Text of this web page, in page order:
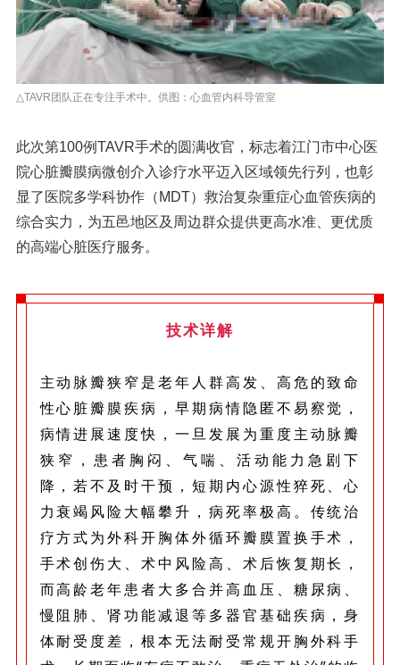
△TAVR团队正在专注手术中。供图：心血管内科导管室
此次第100例TAVR手术的圆满收官，标志着江门市中心医
院心脏瓣膜病微创介入诊疗水平迈入区域领先行列，也彰
显了医院多学科协作（MDT）救治复杂重症心血管疾病的
综合实力，为五邑地区及周边群众提供更高水准、更优质
的高端心脏医疗服务。
技术详解
主动脉瓣狭窄是老年人群高发、高危的致命
性心脏瓣膜疾病，早期病情隐匿不易察觉，
病情进展速度快，一旦发展为重度主动脉瓣
狭窄，患者胸闷、气喘、活动能力急剧下
降，若不及时干预，短期内心源性猝死、心
力衰竭风险大幅攀升，病死率极高。传统治
疗方式为外科开胸体外循环瓣膜置换手术，
手术创伤大、术中风险高、术后恢复期长，
而高龄老年患者大多合并高血压、糖尿病、
慢阻肺、肾功能减退等多器官基础疾病，身
体耐受度差，根本无法耐受常规开胸外科手